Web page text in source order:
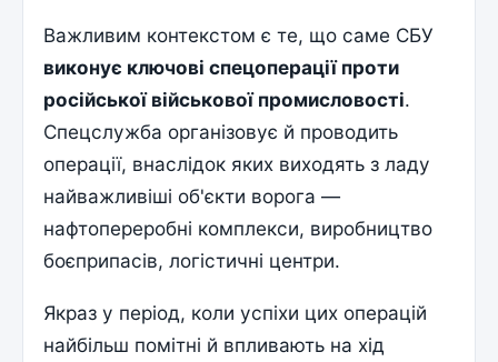
Важливим контекстом є те, що саме СБУ
виконує ключові спецоперації проти
російської військової промисловості.
Спецслужба організовує й проводить
операції, внаслідок яких виходять з ладу
найважливіші об'єкти ворога —
нафтопереробні комплекси, виробництво
боєприпасів, логістичні центри.
Якраз у період, коли успіхи цих операцій
найбільш помітні й впливають на хід